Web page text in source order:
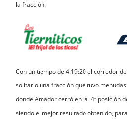
la fracción.
Con un tiempo de 4:19:20 el corredor
solitario una fracción que tuvo
donde Amador cerró en la 4ª posición
siendo el mejor resultado obtenido,